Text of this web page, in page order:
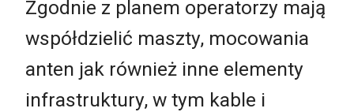
Zgodnie z planem operatorzy mają
współdzielić maszty, mocowania
anten jak również inne elementy
infrastruktury, w tym kable i